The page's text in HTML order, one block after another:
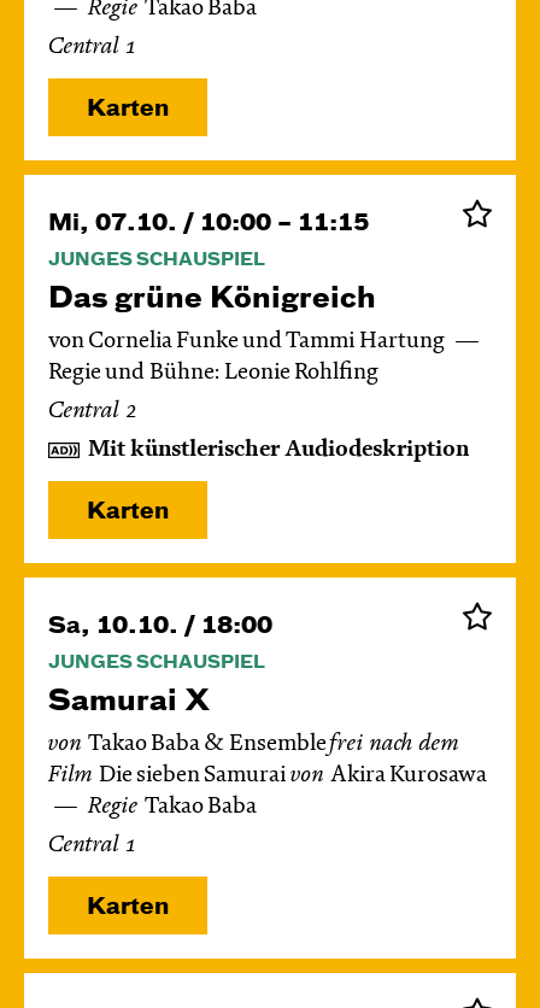
Regie Takao Baba
Central 1
Karten
Mi, 07.10. / 10:00 – 11:15
JUNGES SCHAUSPIEL
Das grüne König­reich
von Cornelia Funke und Tammi Hartung
Regie und Bühne: Leonie Rohlfing
Central 2
Mit künstlerischer Audiodeskription
Karten
Sa, 10.10. / 18:00
JUNGES SCHAUSPIEL
Samurai X
von Takao Baba & Ensemblefrei nach dem
Film Die sieben Samurai von Akira Kurosawa
Regie Takao Baba
Central 1
Karten